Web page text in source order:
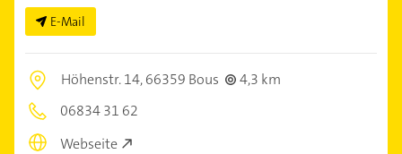
E-Mail
Höhenstr. 14,66359 Bous
4,3 km
06834 31 62
Webseite